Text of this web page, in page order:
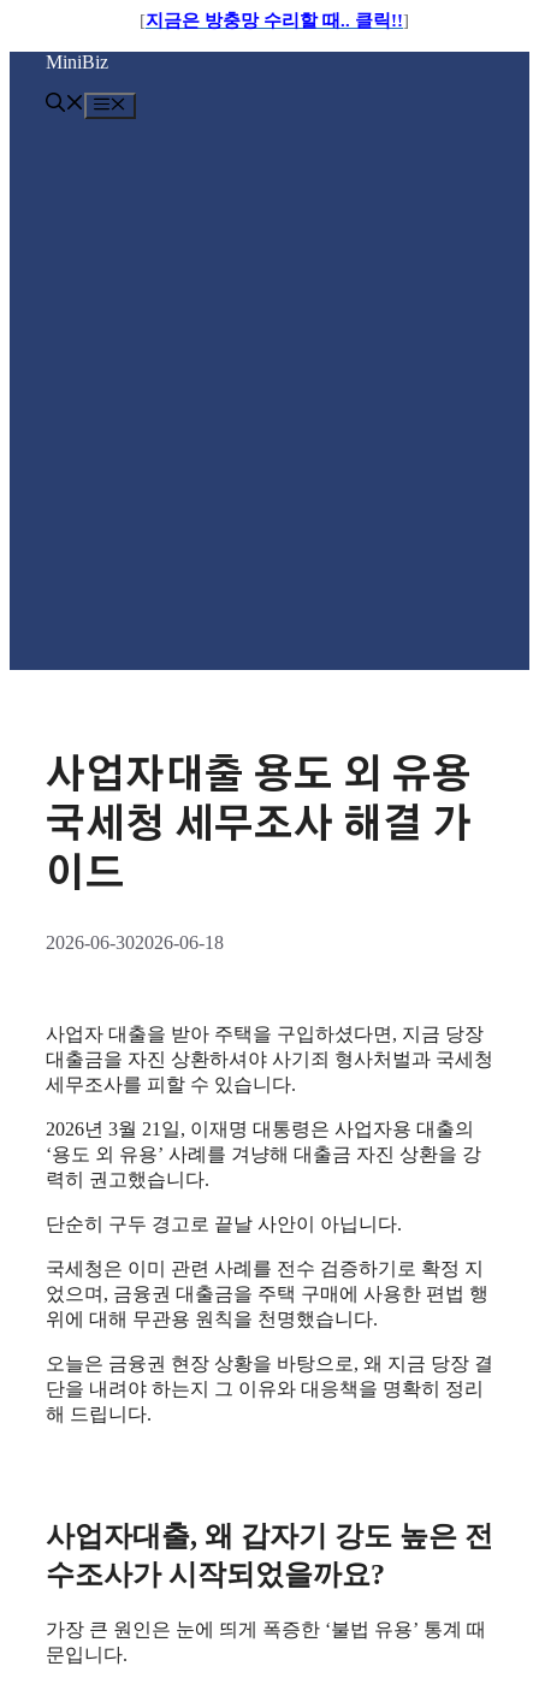
[지금은 방충망 수리할 때.. 클릭!!]
컨
MiniBiz
사업자대출 용도 외 유용
국세청 세무조사 해결 가
이드
2026-06-302026-06-18
사업자 대출을 받아 주택을 구입하셨다면, 지금 당장
대출금을 자진 상환하셔야 사기죄 형사처벌과 국세청
세무조사를 피할 수 있습니다.
​2026년 3월 21일, 이재명 대통령은 사업자용 대출의
‘용도 외 유용’ 사례를 겨냥해 대출금 자진 상환을 강
력히 권고했습니다.
​단순히 구두 경고로 끝날 사안이 아닙니다.
​국세청은 이미 관련 사례를 전수 검증하기로 확정 지
었으며, 금융권 대출금을 주택 구매에 사용한 편법 행
위에 대해 무관용 원칙을 천명했습니다.
​오늘은 금융권 현장 상황을 바탕으로, 왜 지금 당장 결
단을 내려야 하는지 그 이유와 대응책을 명확히 정리
해 드립니다.
사업자대출, 왜 갑자기 강도 높은 전
수조사가 시작되었을까요?
가장 큰 원인은 눈에 띄게 폭증한 ‘불법 유용’ 통계 때
문입니다.